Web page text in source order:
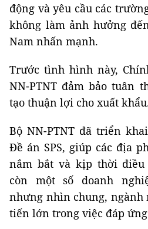
động và yêu cầu các
không làm ảnh hưởng
Nam nhấn mạnh.
Trước tình hình này,
NN-PTNT đảm bảo tuân
tạo thuận lợi cho xuất
Bộ NN-PTNT đã triển
Đề án SPS, giúp các địa
nắm bắt và kịp thời
còn một số doanh
nhưng nhìn chung, ngành
tiến lớn trong việc đáp